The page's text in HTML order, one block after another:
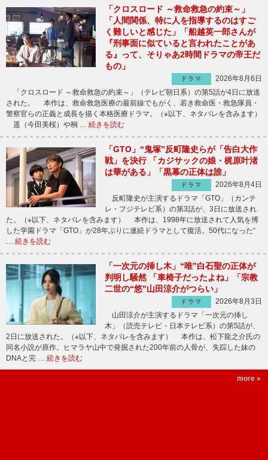
「クロスロード ～救命救急の約束～」
「人間関係、特に人を指導するのはすご
く難しいと感じた」「船越英一郎さんが
『刑事面に似ていると言われたことがあ
る』って、そりゃあ2時間ドラマの帝王だ
もの」
ドラマ
2026年8月6日
「クロスロード ～救命救急の約束～」（テレビ朝日系）の第5話が4日に放送
された。 本作は、救命救急医療の最前線でもがく、若き救命医・救急隊員・
警察官らの正義と成長を描く本格医療ドラマ。（※以下、ネタバレを含みます）
遥（今田美桜）や桐 … 続きを読む
「GTO」“鬼塚”反町隆史らが「告白大作
戦」を決行 「カジサックの娘・梶原叶渚
は華がある」「黒幕の正体は誰」
ドラマ
2026年8月4日
反町隆史が主演するドラマ「GTO」（カンテ
レ・フジテレビ系）の第3話が、3日に放送され
た。（※以下、ネタバレを含みます） 本作は、1998年に放送されて人気を博
した学園ドラマ「GTO」が28年ぶりに連続ドラマとして復活。50代になった“
続きを読む
「一次元の挿し木」“唯”白石聖の正体が
判明し騒然 「車椅子だったよね」「宗教
二世の“悠”山田涼介がつらい」
ドラマ
2026年8月3日
山田涼介が主演するドラマ「一次元の挿し
木」（読売テレビ・日本テレビ系）の第5話が、
2日に放送された。（※以下、ネタバレを含みます） 本作は、松下龍之介氏の
同名小説が原作。ヒマラヤ山中で発掘された200年前の人骨が、失踪した妹の
DNAと完 … 続きを読む
more »